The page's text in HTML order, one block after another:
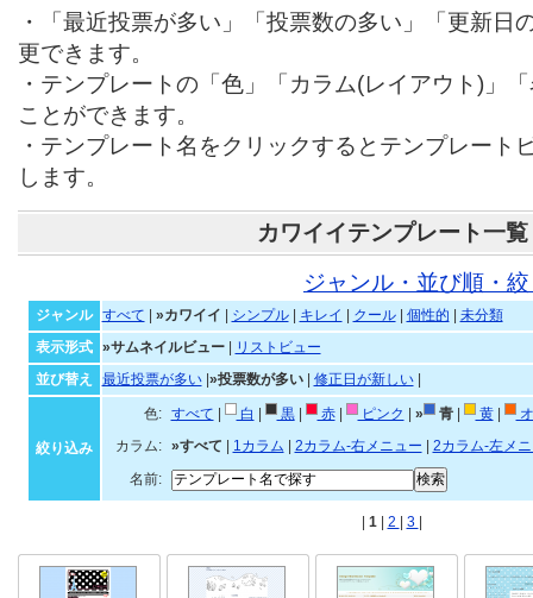
・「最近投票が多い」「投票数の多い」「更新日
更できます。
・テンプレートの「色」「カラム(レイアウト)」
ことができます。
・テンプレート名をクリックするとテンプレート
します。
カワイイテンプレート一覧
ジャンル・並び順・
ジャンル すべて »カワイイ シンプル| キレイ クール| 個性的
未分類
表示形式
»サムネイルビュー|
リストビュー
並び替え
最近投票が多い| »投票数が多い| 修正日が新しい|
絞り込み
色: すべて 白 黒| 赤| ピンク » 青| 黄|
カラム:
»すべて 1カラム 2カラム-右メニュー
2カラム-左メ
名前:
1 2 3